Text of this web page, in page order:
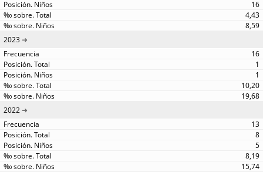
16
4,43
8,59
2023
16
1
1
10,20
19,68
2022
13
8
5
8,19
15,74